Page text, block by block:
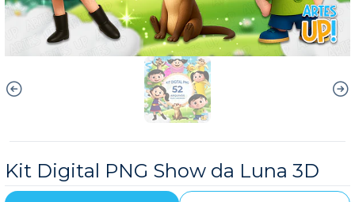
Kit Digital PNG Show da Luna 3D